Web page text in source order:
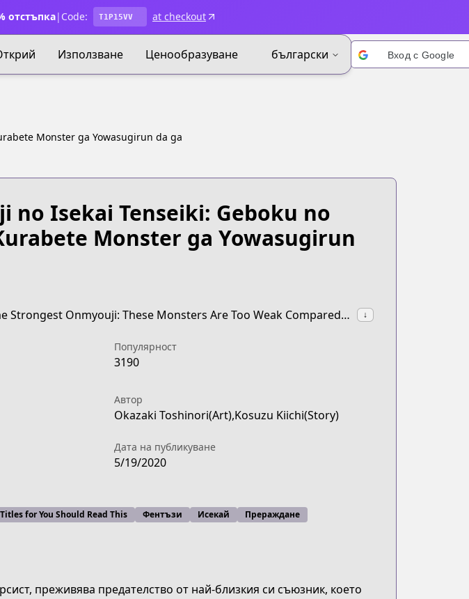
отстъпка| Code: T1P15VV at checkout
Използване Ценообразуване български Вход с Google
Monster ga Yowasugirun da ga
in-another-world-manga
no Isekai Tenseiki: Geboku no
Monster ga Yowasugirun
synonyms:The Reincarnation of the Strongest Onmyouji: These Monsters Are Too Weak Compared to My Youkai ↓
Популярност
3190
Автор
Okazaki Toshinori(Art),Kosuzu Kiichi(Story)
Дата на публикуване
5/19/2020
for You Should Read This Фентъзи Исекай Прераждане
преживява предателство от най-близкия си съюзник, което